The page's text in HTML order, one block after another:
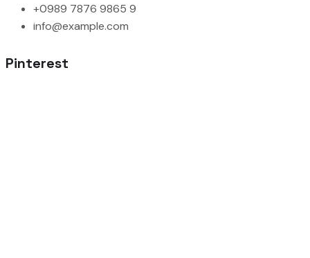
+0989 7876 9865 9
info@example.com
Pinterest